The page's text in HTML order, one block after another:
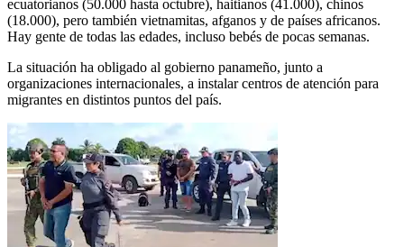
ecuatorianos (50.000 hasta octubre), haitianos (41.000), chinos
(18.000), pero también vietnamitas, afganos y de países africanos.
Hay gente de todas las edades, incluso bebés de pocas semanas.
La situación ha obligado al gobierno panameño, junto a
organizaciones internacionales, a instalar centros de atención para
migrantes en distintos puntos del país.